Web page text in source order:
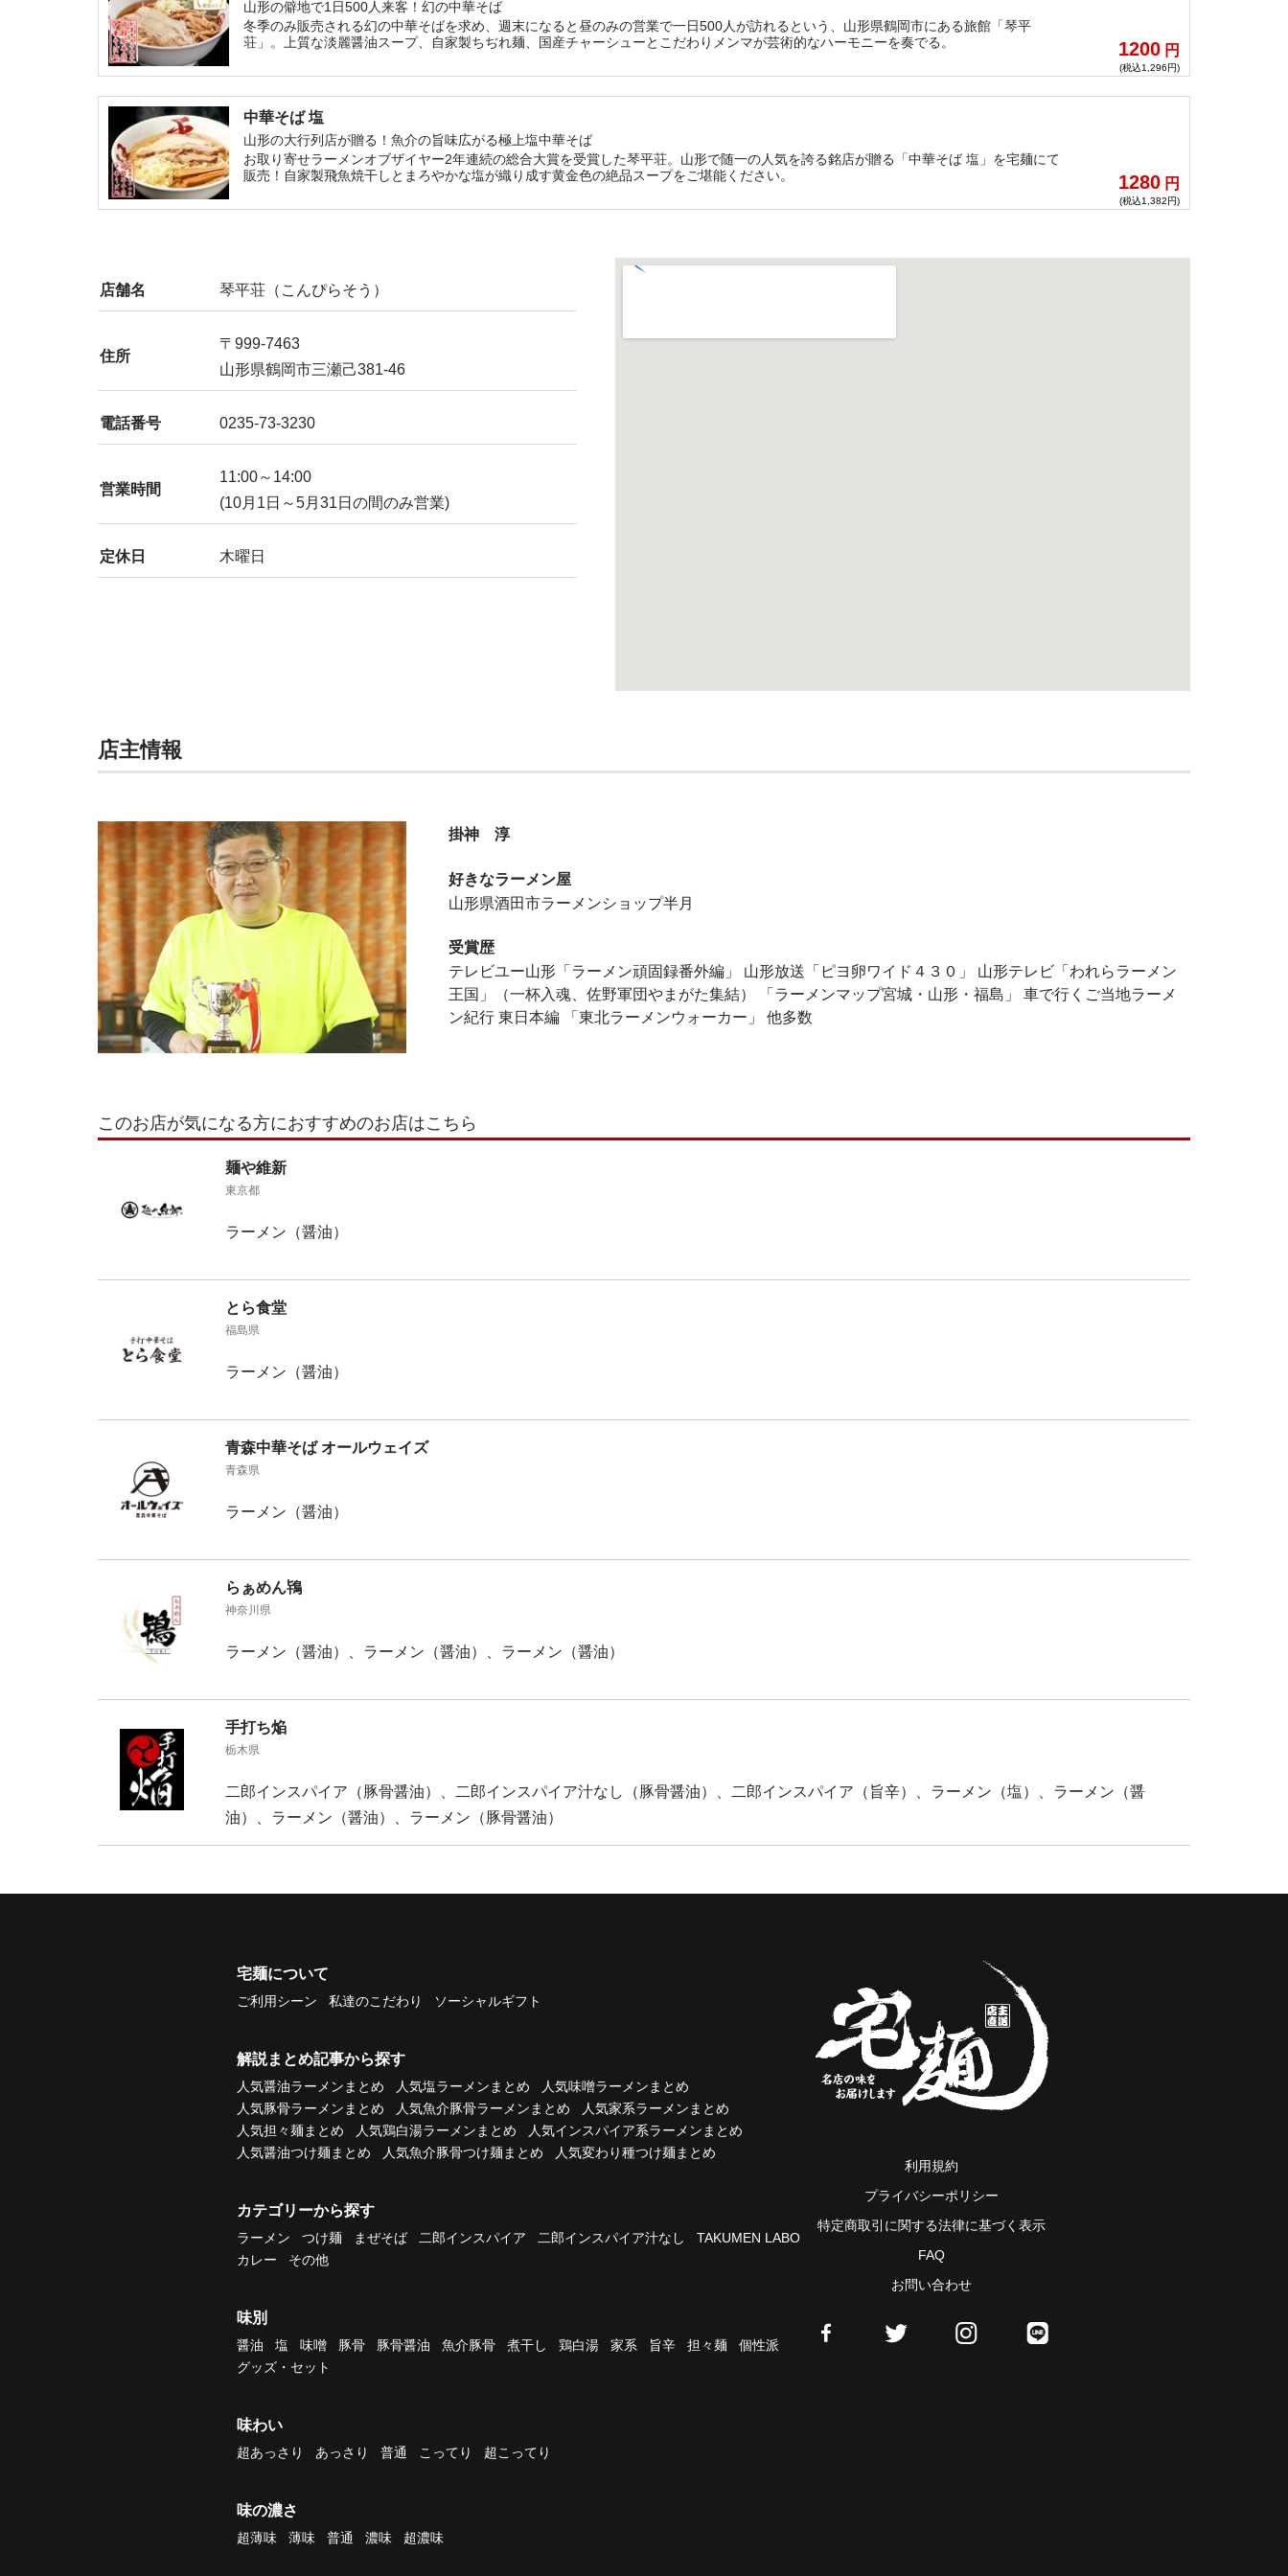
山形の僻地で1日500人来客！幻の中華そば
冬季のみ販売される幻の中華そばを求め、週末になると昼のみの営業で一日500人が訪れるという、山形県鶴岡市にある旅館「琴平
荘」。上質な淡麗醤油スープ、自家製ちぢれ麺、国産チャーシューとこだわりメンマが芸術的なハーモニーを奏でる。
1200 円
(税込1,296円)
中華そば 塩
山形の大行列店が贈る！魚介の旨味広がる極上塩中華そば
お取り寄せラーメンオブザイヤー2年連続の総合大賞を受賞した琴平荘。山形で随一の人気を誇る銘店が贈る「中華そば 塩」を宅麺にて
販売！自家製飛魚焼干しとまろやかな塩が織り成す黄金色の絶品スープをご堪能ください。
1280 円
(税込1,382円)
店舗名 琴平荘（こんぴらそう）
住所
〒999-7463
山形県鶴岡市三瀬己381-46
電話番号 0235-73-3230
営業時間
11:00～14:00
(10月1日～5月31日の間のみ営業)
定休日 木曜日
店主情報
掛神 淳
好きなラーメン屋
山形県酒田市ラーメンショップ半月
受賞歴
テレビユー山形「ラーメン頑固録番外編」 山形放送「ピヨ卵ワイド４３０」 山形テレビ「われらラーメン
王国」（一杯入魂、佐野軍団やまがた集結） 「ラーメンマップ宮城・山形・福島」 車で行くご当地ラーメ
ン紀行 東日本編 「東北ラーメンウォーカー」 他多数
このお店が気になる方におすすめのお店はこちら
麺や維新
東京都
ラーメン（醤油）
とら食堂
福島県
ラーメン（醤油）
青森中華そば オールウェイズ
青森県
ラーメン（醤油）
らぁめん鴇
神奈川県
ラーメン（醤油）、ラーメン（醤油）、ラーメン（醤油）
手打ち焔
栃木県
二郎インスパイア（豚骨醤油）、二郎インスパイア汁なし（豚骨醤油）、二郎インスパイア（旨辛）、ラーメン（塩）、ラーメン（醤
油）、ラーメン（醤油）、ラーメン（豚骨醤油）
宅麺について
ご利用シーン 私達のこだわり ソーシャルギフト
解説まとめ記事から探す
人気醤油ラーメンまとめ 人気塩ラーメンまとめ
人気味噌ラーメンまとめ
人気豚骨ラーメンまとめ
人気魚介豚骨ラーメンまとめ
人気家系ラーメンまとめ
人気担々麺まとめ
人気鶏白湯ラーメンまとめ
人気インスパイア系ラーメンまとめ
人気醤油つけ麺まとめ
人気魚介豚骨つけ麺まとめ 人気変わり種つけ麺まとめ
カテゴリーから探す
ラーメン つけ麺 まぜそば 二郎インスパイア 二郎インスパイア汁なし
TAKUMEN LABO
カレー
その他
味別
醤油 塩 味噌 豚骨 豚骨醤油 魚介豚骨 煮干し 鶏白湯 家系 旨辛 担々麺
個性派
グッズ・セット
味わい
超あっさり あっさり 普通 こってり 超こってり
味の濃さ
超薄味 薄味 普通 濃味 超濃味
利用規約
プライバシーポリシー
特定商取引に関する法律に基づく表示
FAQ
お問い合わせ